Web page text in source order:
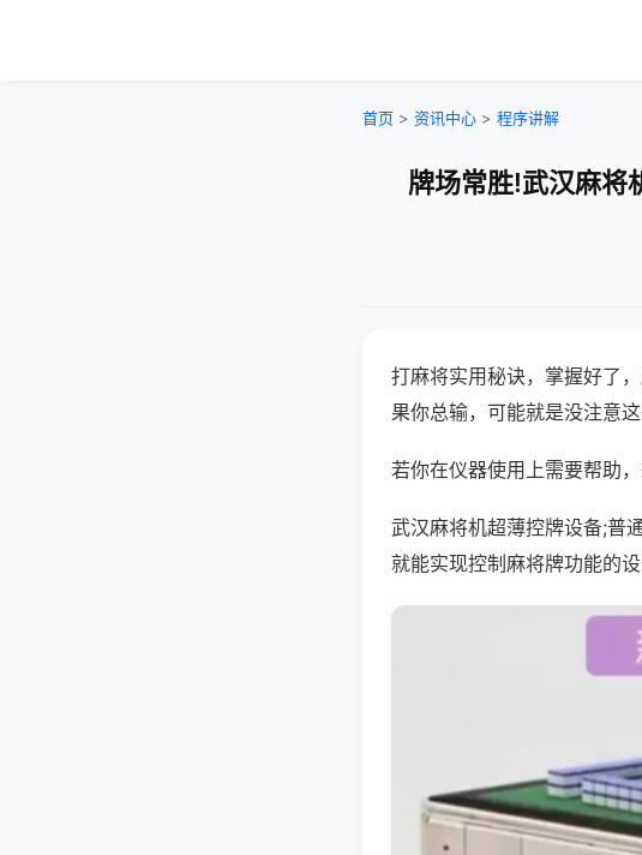
首页 > 资讯中心 > 程序讲解
牌场常胜!武汉麻将
打麻将实用秘诀，掌握好了
果你总输，可能就是没注意这
若你在仪器使用上需要帮助
武汉麻将机超薄控牌设备;普
就能实现控制麻将牌功能的设